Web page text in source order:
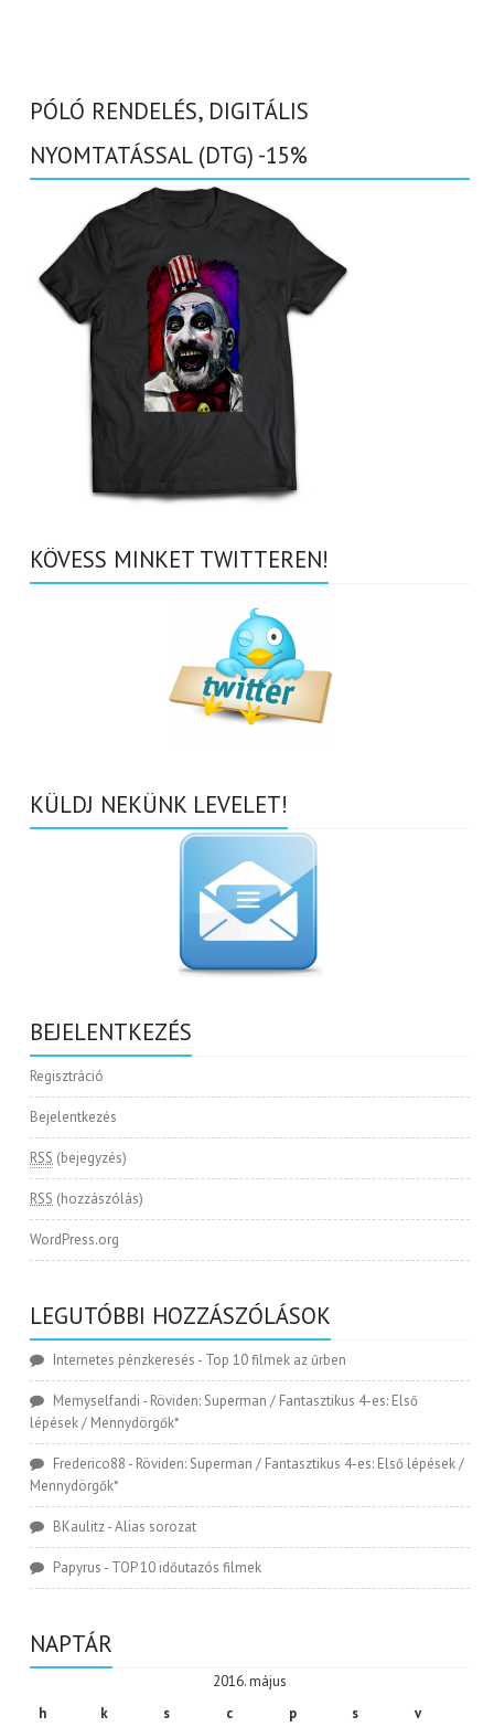
PÓLÓ RENDELÉS, DIGITÁLIS
NYOMTATÁSSAL (DTG) -15%
KÖVESS MINKET TWITTEREN!
KÜLDJ NEKÜNK LEVELET!
BEJELENTKEZÉS
Regisztráció
Bejelentkezés
RSS (bejegyzés)
RSS (hozzászólás)
WordPress.org
LEGUTÓBBI HOZZÁSZÓLÁSOK
Internetes pénzkeresés - Top 10 filmek az űrben
Memyselfandi - Röviden: Superman / Fantasztikus 4-es: Első
lépések / Mennydörgők*
Frederico88 - Röviden: Superman / Fantasztikus 4-es: Első lépések /
Mennydörgők*
BKaulitz-Alias sorozat
Papyrus - TOP 10 időutazós filmek
NAPTÁR
2016. május
h
k s c p s v